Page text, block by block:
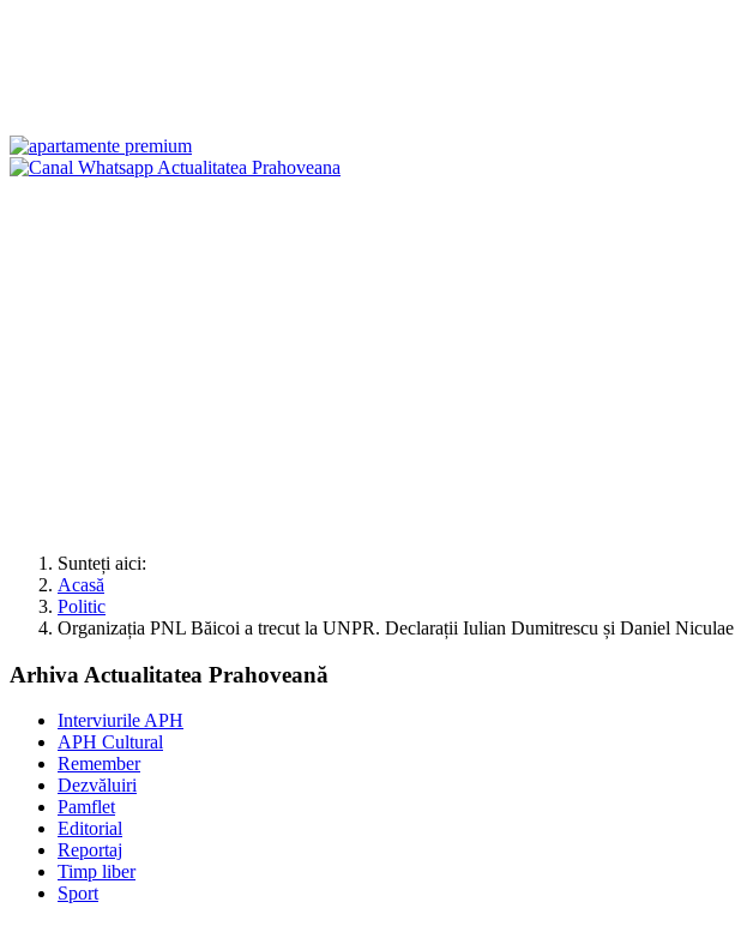
Sunteți aici:
Acasă
Politic
Organizația PNL Băicoi a trecut la UNPR. Declarații Iulian Dumitrescu și Daniel Niculae
Arhiva Actualitatea Prahoveană
Interviurile APH
APH Cultural
Remember
Dezvăluiri
Pamflet
Editorial
Reportaj
Timp liber
Sport